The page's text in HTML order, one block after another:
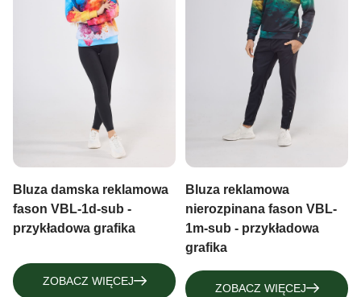
Bluza damska reklamowa
fason VBL-1d-sub -
przykładowa grafika
ZOBACZ WIĘCEJ
Bluza reklamowa
nierozpinana fason VBL-
1m-sub - przykładowa
grafika
ZOBACZ WIĘCEJ